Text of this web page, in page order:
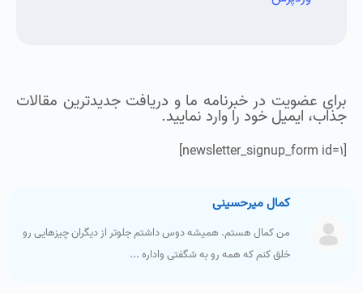
برای عضویت در خبرنامه ما و دریافت جدیدترین مقالات
جذاب، ایمیل خود را وارد نمایید.
[newsletter_signup_form id=1]
کمال میرحسینی
من کمال هستم. همیشه دوس داشتم جلوتر از دیگران چیزهایی رو
خلق کنم که همه رو به شگفتی واداره ...